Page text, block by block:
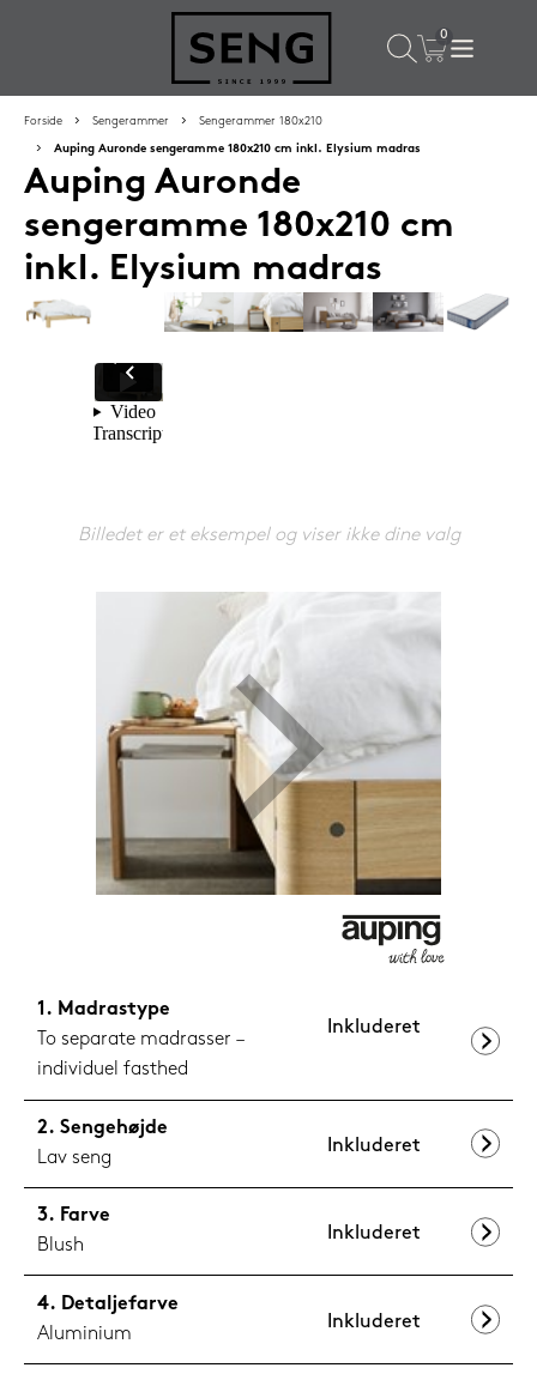
Populære valg til dig
SENG PureCurve hovedpude 38x50 cm
Forside Sengerammer Sengerammer 180x210
Auping Auronde sengeramme 180x210 cm inkl. Elysium madras
Auping Auronde
sengeramme 180x210 cm
inkl. Elysium madras
Billedet er et eksempel og viser ikke dine valg
Madrastype
To separate madrasser –
individuel fasthed
Inkluderet
Sengehøjde
Lav seng
Inkluderet
Farve
Blush
Inkluderet
Detaljefarve
Aluminium
Inkluderet